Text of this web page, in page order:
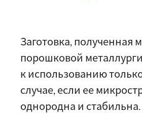
Заготовка, полученная
порошковой
к использованию
случае, если ее
однородна и стабильна.